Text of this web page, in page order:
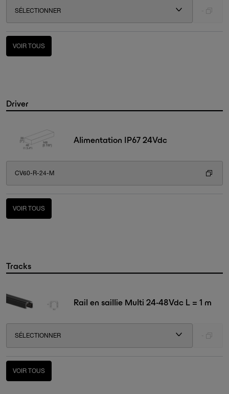
SÉLECTIONNER
VOIR TOUS
Driver
Alimentation IP67 24Vdc
CV60-R-24-M
VOIR TOUS
Tracks
Rail en saillie Multi 24-48Vdc L = 1 m
SÉLECTIONNER
VOIR TOUS